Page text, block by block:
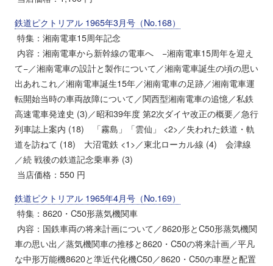
鉄道ピクトリアル 1965年3月号（No.168）
特集：湘南電車15周年記念
内容：湘南電車から新幹線の電車へ −湘南電車15周年を迎え
て−／湘南電車の設計と製作について／湘南電車誕生の頃の思い
出あれこれ／湘南電車誕生15年／湘南電車の足跡／湘南電車運
転開始当時の車両故障について／関西型湘南電車の追憶／私鉄
高速電車発達史 (3)／昭和39年度 第2次ダイヤ改正の概要／急行
列車誌上案内 (18) 「霧島」「雲仙」 <2>／失われた鉄道・軌
道を訪ねて (18) 大沼電鉄 <1>／東北ローカル線 (4) 会津線
／続 戦後の鉄道記念乗車券 (3)
当店価格：550 円
鉄道ピクトリアル 1965年4月号（No.169）
特集：8620・C50形蒸気機関車
内容：国鉄車両の将来計画について／8620形とC50形蒸気機関
車の思い出／蒸気機関車の推移と8620・C50の将来計画／平凡
な中形万能機8620と準近代化機C50／8620・C50の車歴と配置